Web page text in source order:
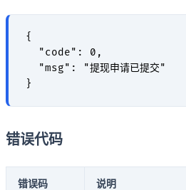
{
  "code": 0,
  "msg": "提现申请已提交"
错误代码
错误码 说明